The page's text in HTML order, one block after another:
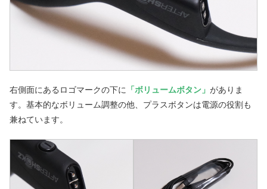
右側面にあるロゴマークの下に 「ボリュームボタン」 がありま
す。基本的なボリューム調整の他、プラスボタンは電源の役割も
兼ねています。